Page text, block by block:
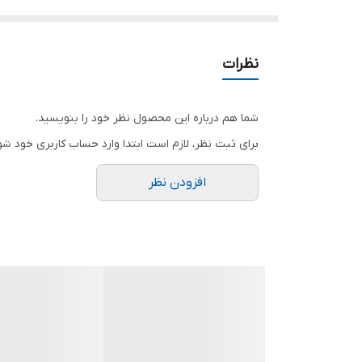
نظرات
شما هم درباره این محصول نظر خود را بنویسید.
برای ثبت نظر، لازم است ابتدا وارد حساب کاربری خود
افزودن نظر